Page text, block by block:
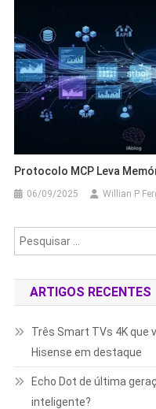
Protocolo MCP Leva
06/09/2025 Willian P
ARTIGOS RECENTES
Três Smart TVs 4K que
Hisense em destaque
Echo Dot de última
inteligente?